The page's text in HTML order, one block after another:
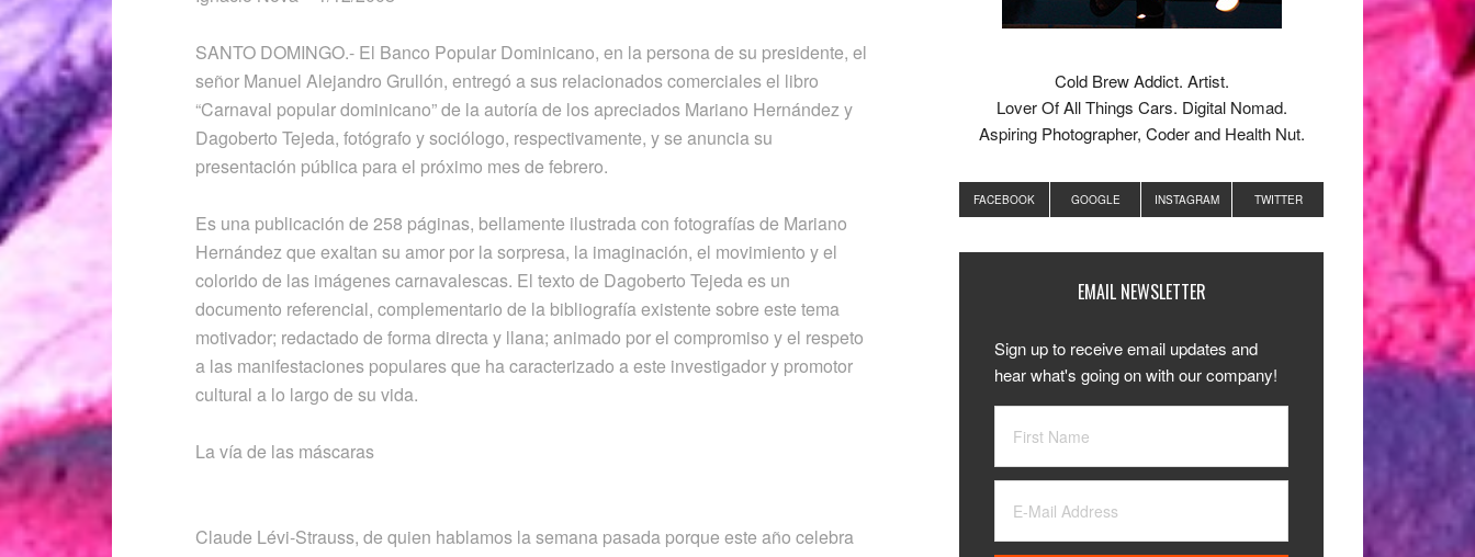
SANTO DOMINGO.- El Banco Popular Dominicano, en la persona de su presidente, el
señor Manuel Alejandro Grullón, entregó a sus relacionados comerciales el libro
“Carnaval popular dominicano” de la autoría de los apreciados Mariano Hernández y
Dagoberto Tejeda, fotógrafo y sociólogo, respectivamente, y se anuncia su
presentación pública para el próximo mes de febrero.
Es una publicación de 258 páginas, bellamente ilustrada con fotografías de Mariano
Hernández que exaltan su amor por la sorpresa, la imaginación, el movimiento y el
colorido de las imágenes carnavalescas. El texto de Dagoberto Tejeda es un
documento referencial, complementario de la bibliografía existente sobre este tema
motivador; redactado de forma directa y llana; animado por el compromiso y el respeto
a las manifestaciones populares que ha caracterizado a este investigador y promotor
cultural a lo largo de su vida.
La vía de las máscaras
Claude Lévi-Strauss, de quien hablamos la semana pasada porque este año celebra
Cold Brew Addict. Artist.
Lover Of All Things Cars. Digital Nomad.
Aspiring Photographer, Coder and Health Nut.
FACEBOOK GOOGLE INSTAGRAM TWITTER
EMAIL NEWSLETTER
Sign up to receive email updates and
hear what's going on with our company!